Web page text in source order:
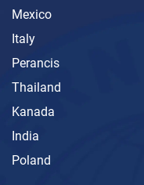
Mexico
Italy
Perancis
Thailand
Kanada
India
Poland